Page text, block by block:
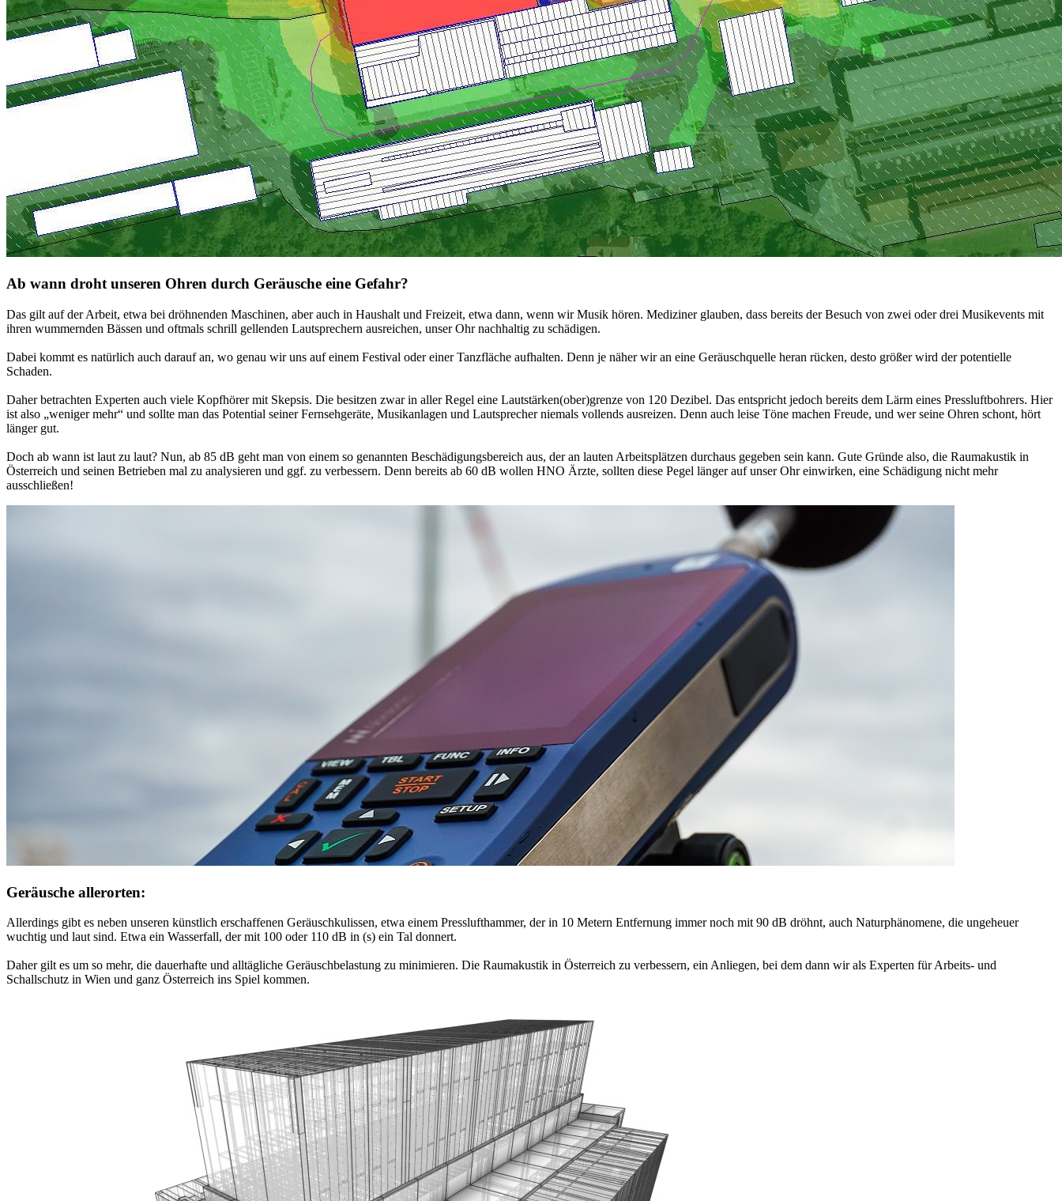
Ab wann droht unseren Ohren durch Geräusche eine Gefahr?
Das gilt auf der Arbeit, etwa bei dröhnenden Maschinen, aber auch in Haushalt und Freizeit, etwa dann, wenn wir Musik hören. Mediziner glauben, dass bereits der Besuch von zwei oder drei Musikevents mit
ihren wummernden Bässen und oftmals schrill gellenden Lautsprechern ausreichen, unser Ohr nachhaltig zu schädigen.
Dabei kommt es natürlich auch darauf an, wo genau wir uns auf einem Festival oder einer Tanzfläche aufhalten. Denn je näher wir an eine Geräuschquelle heran rücken, desto größer wird der potentielle
Schaden.
Daher betrachten Experten auch viele Kopfhörer mit Skepsis. Die besitzen zwar in aller Regel eine Lautstärken(ober)grenze von 120 Dezibel. Das entspricht jedoch bereits dem Lärm eines Pressluftbohrers. Hier
ist also „weniger mehr“ und sollte man das Potential seiner Fernsehgeräte, Musikanlagen und Lautsprecher niemals vollends ausreizen. Denn auch leise Töne machen Freude, und wer seine Ohren schont, hört
länger gut.
Doch ab wann ist laut zu laut? Nun, ab 85 dB geht man von einem so genannten Beschädigungsbereich aus, der an lauten Arbeitsplätzen durchaus gegeben sein kann. Gute Gründe also, die Raumakustik in
Österreich und seinen Betrieben mal zu analysieren und ggf. zu verbessern. Denn bereits ab 60 dB wollen HNO Ärzte, sollten diese Pegel länger auf unser Ohr einwirken, eine Schädigung nicht mehr
ausschließen!
Geräusche allerorten:
Allerdings gibt es neben unseren künstlich erschaffenen Geräuschkulissen, etwa einem Presslufthammer, der in 10 Metern Entfernung immer noch mit 90 dB dröhnt, auch Naturphänomene, die ungeheuer
wuchtig und laut sind. Etwa ein Wasserfall, der mit 100 oder 110 dB in (s) ein Tal donnert.
Daher gilt es um so mehr, die dauerhafte und alltägliche Geräuschbelastung zu minimieren. Die Raumakustik in Österreich zu verbessern, ein Anliegen, bei dem dann wir als Experten für Arbeits- und
Schallschutz in Wien und ganz Österreich ins Spiel kommen.